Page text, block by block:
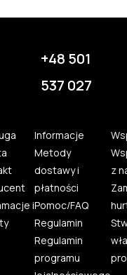
+48 501
537 027
i
Informacje
Metody
dostawy i
płatności
Pomoc/FAQ
Regulamin
Regulamin
programu
z